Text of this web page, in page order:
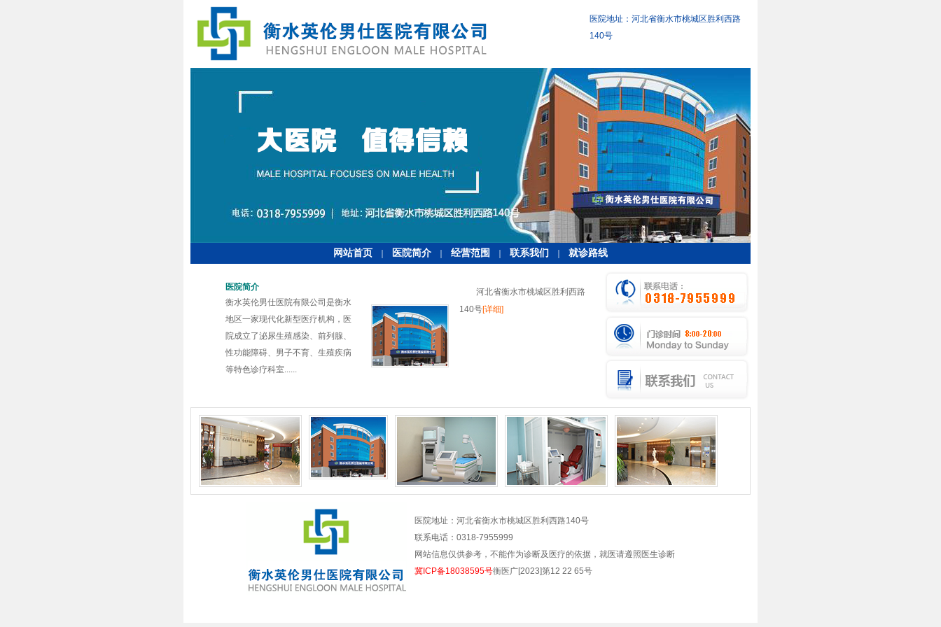
医院地址：河北省衡水市桃城区胜利西路
140号
网站首页 医院简介 经营范围 联系我们 就诊路线
医院简介
衡水英伦男仕医院有限公司是衡水
地区一家现代化新型医疗机构，医
院成立了泌尿生殖感染、前列腺、
性功能障碍、男子不育、生殖疾病
等特色诊疗科室......
河北省衡水市桃城区胜利西路
140号[详细]
医院地址：河北省衡水市桃城区胜利西路140号
联系电话：0318-7955999
网站信息仅供参考，不能作为诊断及医疗的依据，就医请遵照医生诊断
冀ICP备18038595号衡医广[2023]第12 22 65号